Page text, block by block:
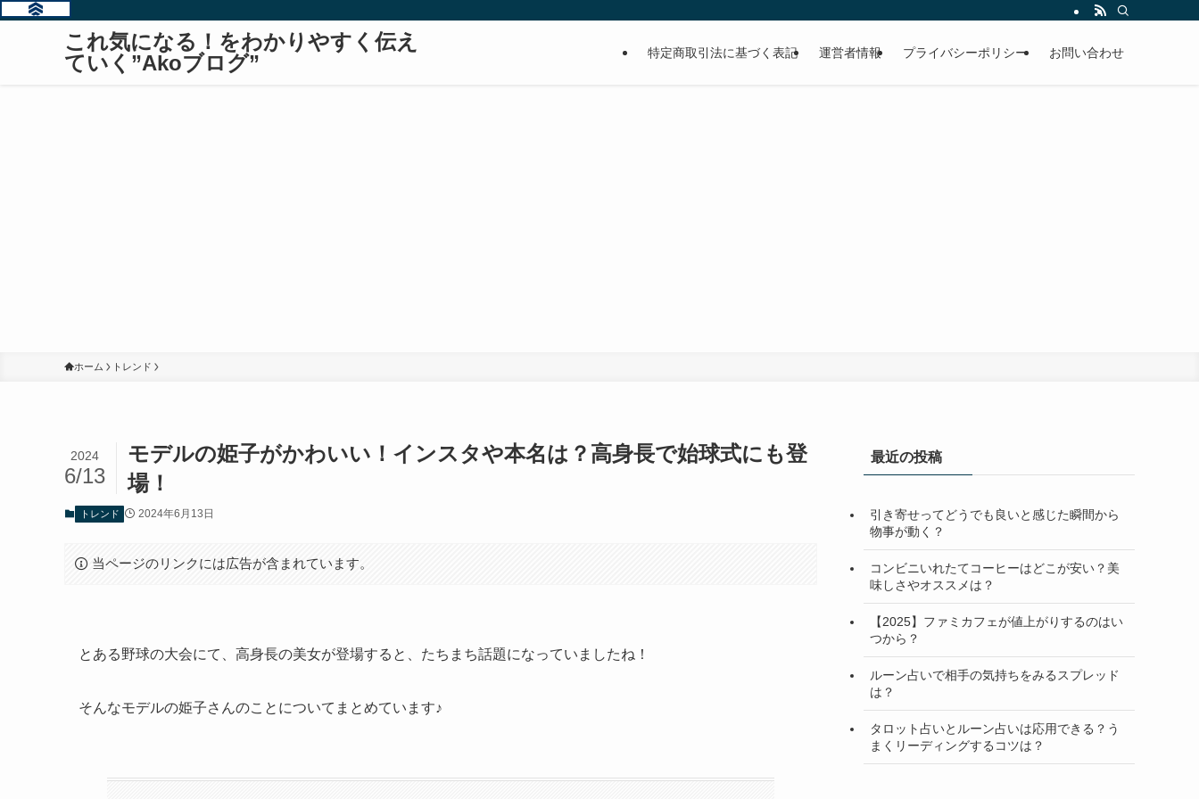
これ気になる！をわかりやすく伝え
ていく”Akoブログ”
特定商取引法に基づく表記 運営者情報 プライバシーポリシー お問い合わせ
ホーム トレンド
モデルの姫子がかわいい！インスタや本名は？高身長で始球式にも登
場！
2024
6/13
トレンド 2024年6月13日
当ページのリンクには広告が含まれています。
とある野球の大会にて、高身長の美女が登場すると、たちまち話題になっていましたね！
そんなモデルの姫子さんのことについてまとめています♪
最近の投稿
引き寄せってどうでも良いと感じた瞬間から
物事が動く？
コンビニいれたてコーヒーはどこが安い？美
味しさやオススメは？
【2025】ファミカフェが値上がりするのはい
つから？
ルーン占いで相手の気持ちをみるスプレッド
は？
タロット占いとルーン占いは応用できる？う
まくリーディングするコツは？